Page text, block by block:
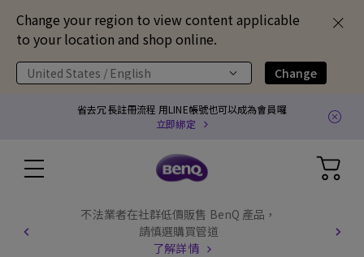
Change your region to view content applicable
to your location and shop online.
United States / English Change
省去冗長註冊流程 用LINE帳號也可以成為會員囉
立即綁定
不法業者在社群低價販售 BenQ 產品，
請慎選購買管道
了解詳情